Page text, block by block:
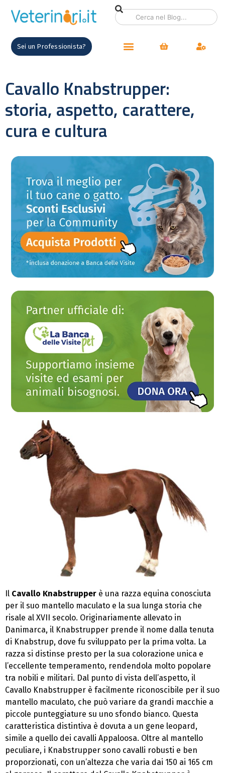
Sei un Professionista?
Cavallo Knabstrupper:
storia, aspetto, carattere,
cura e cultura
Il Cavallo Knabstrupper è una razza equina conosciuta
per il suo mantello maculato e la sua lunga storia che
risale al XVII secolo. Originariamente allevato in
Danimarca, il Knabstrupper prende il nome dalla tenuta
di Knabstrup, dove fu sviluppato per la prima volta. La
razza si distinse presto per la sua colorazione unica e
l’eccellente temperamento, rendendola molto popolare
tra nobili e militari. Dal punto di vista dell’aspetto, il
Cavallo Knabstrupper è facilmente riconoscibile per il suo
mantello maculato, che può variare da grandi macchie a
piccole punteggiature su uno sfondo bianco. Questa
caratteristica distintiva è dovuta a un gene leopard,
simile a quello dei cavalli Appaloosa. Oltre al mantello
peculiare, i Knabstrupper sono cavalli robusti e ben
proporzionati, con un’altezza che varia dai 150 ai 165 cm